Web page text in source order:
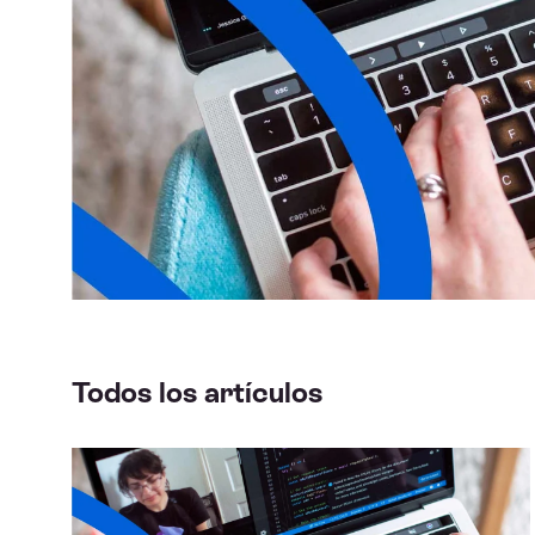
Todos los artículos